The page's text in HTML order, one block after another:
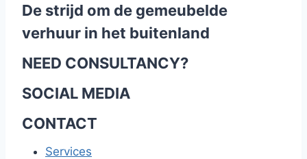
De strijd om de gemeubelde
verhuur in het buitenland
NEED CONSULTANCY?
SOCIAL MEDIA
CONTACT
Services